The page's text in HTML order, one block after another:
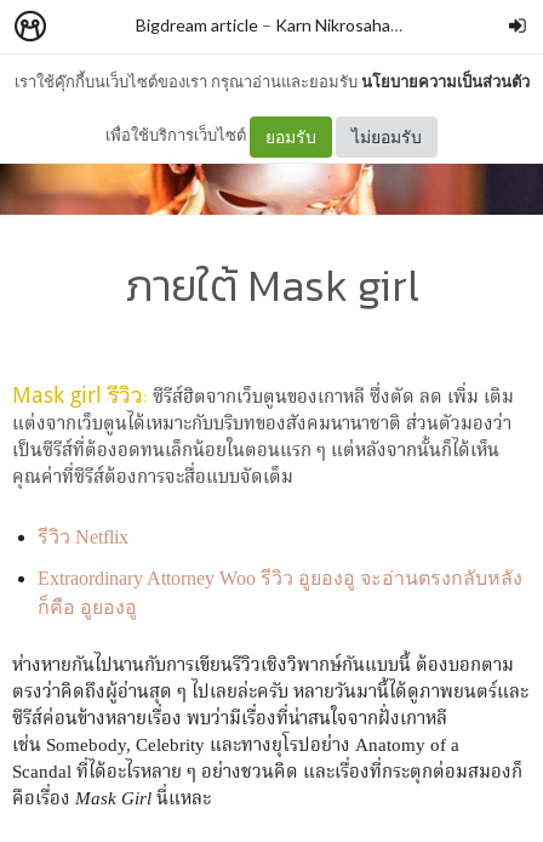
เราใช้คุ๊กกี้บนเว็บไซต์ของเรา กรุณาอ่านและยอมรับนโยบายความเป็นส่วนตัว
เพื่อใช้บริการเว็บไซต์ ยอมรับ ไม่ยอมรับ
Bigdream article – Karn Nikrosahakiat
ภายใต้ Mask girl
Mask girl รีวิว: ซีรีส์ฮิตจากเว็บตูนของเกาหลี ซึ่งตัด ลด เพิ่ม เติม
แต่งจากเว็บตูนได้เหมาะกับบริบทของสังคมนานาชาติ ส่วนตัวมองว่า
เป็นซีรีส์ที่ต้องอดทนเล็กน้อยในตอนแรก ๆ แต่หลังจากนั้นก็ได้เห็น
คุณค่าที่ซีรีส์ต้องการจะสื่อแบบจัดเต็ม
รีวิว Netflix
Extraordinary Attorney Woo รีวิว อูยองอู จะอ่านตรงกลับหลัง
ก็คือ อูยองอู
ห่างหายกันไปนานกับการเขียนรีวิวเชิงวิพากษ์กันแบบนี้ ต้องบอกตาม
ตรงว่าคิดถึงผู้อ่านสุด ๆ ไปเลยล่ะครับ หลายวันมานี้ได้ดูภาพยนตร์และ
ซีรีส์ค่อนข้างหลายเรื่อง พบว่ามีเรื่องที่น่าสนใจจากฝั่งเกาหลี
เช่น Somebody, Celebrity และทางยุโรปอย่าง Anatomy of a
Scandalที่ได้อะไรหลาย ๆ อย่างชวนคิด และเรื่องที่กระตุกต่อมสมองก็
คือเรื่อง Mask Girlนี่แหละ